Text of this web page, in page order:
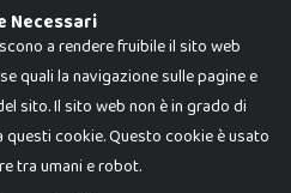
Necessari
a rendere fruibile il sito web
quali la navigazione sulle pagine e
sito. Il sito web non è in grado di
cookie. Questo cookie è usato
tra umani e robot.